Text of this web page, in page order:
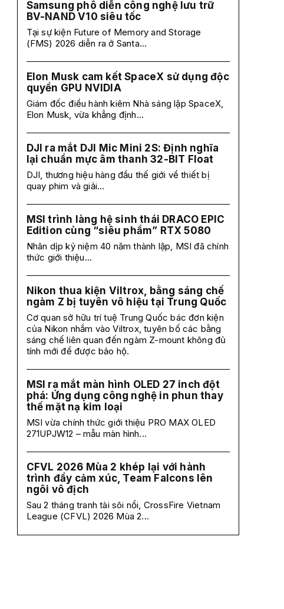
Samsung phô diễn công nghệ lưu trữ
BV-NAND V10 siêu tốc
Tại sự kiện Future of Memory and Storage
(FMS) 2026 diễn ra ở Santa...
Elon Musk cam kết SpaceX sử dụng độc
quyền GPU NVIDIA
Giám đốc điều hành kiêm Nhà sáng lập SpaceX,
Elon Musk, vừa khẳng định...
DJI ra mắt DJI Mic Mini 2S: Định nghĩa
lại chuẩn mực âm thanh 32-BIT Float
DJI, thương hiệu hàng đầu thế giới về thiết bị
quay phim và giải...
MSI trình làng hệ sinh thái DRACO EPIC
Edition cùng “siêu phẩm” RTX 5080
Nhân dịp kỷ niệm 40 năm thành lập, MSI đã chính
thức giới thiệu...
Nikon thua kiện Viltrox, bằng sáng chế
ngàm Z bị tuyên vô hiệu tại Trung Quốc
Cơ quan sở hữu trí tuệ Trung Quốc bác đơn kiện
của Nikon nhắm vào Viltrox, tuyên bố các bằng
sáng chế liên quan đến ngàm Z-mount không đủ
tính mới để được bảo hộ.
MSI ra mắt màn hình OLED 27 inch đột
phá: Ứng dụng công nghệ in phun thay
thế mặt nạ kim loại
MSI vừa chính thức giới thiệu PRO MAX OLED
271UPJW12 – mẫu màn hình...
CFVL 2026 Mùa 2 khép lại với hành
trình đầy cảm xúc, Team Falcons lên
ngôi vô địch
Sau 2 tháng tranh tài sôi nổi, CrossFire Vietnam
League (CFVL) 2026 Mùa 2...